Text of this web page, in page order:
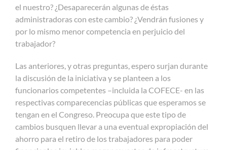
el nuestro? ¿Desaparecerán algunas de éstas
administradoras con este cambio? ¿Vendrán fusiones y
por lo mismo menor competencia en perjuicio del
trabajador?
Las anteriores, y otras preguntas, espero surjan durante
la discusión de la iniciativa y se planteen a los
funcionarios competentes –incluida la COFECE- en las
respectivas comparecencias públicas que esperamos se
tengan en el Congreso. Preocupa que este tipo de
cambios busquen llevar a una eventual expropiación del
ahorro para el retiro de los trabajadores para poder